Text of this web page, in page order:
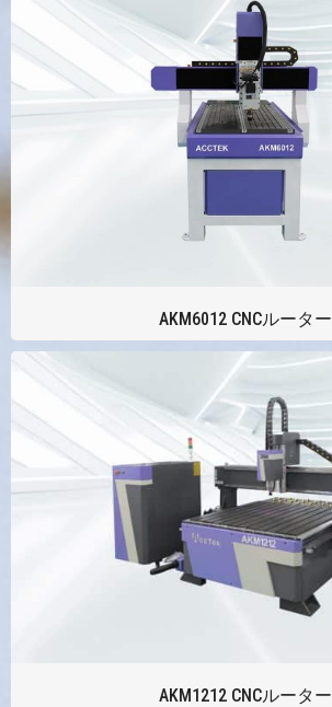
AKM6012 CNCルーター
AKM1212 CNCルーター